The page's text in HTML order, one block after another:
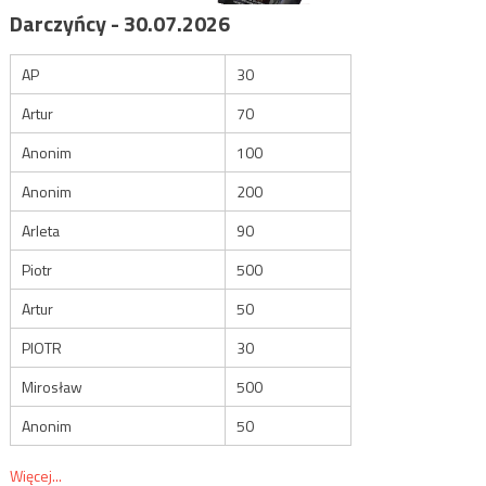
Darczyńcy - 30.07.2026
AP
30
Artur
70
Anonim
100
Anonim
200
Arleta
90
Piotr
500
Artur
50
PIOTR
30
Mirosław
500
Anonim
50
Więcej...